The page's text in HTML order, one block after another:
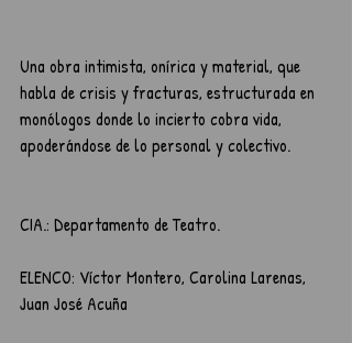
Una obra intimista, onírica y material, que
habla de crisis y fracturas, estructurada en
monólogos donde lo incierto cobra vida,
apoderándose de lo personal y colectivo.
CIA.: Departamento de Teatro.
ELENCO: Víctor Montero, Carolina Larenas,
Juan José Acuña